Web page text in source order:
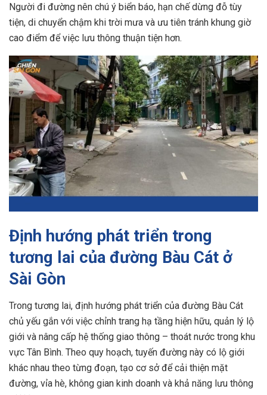
Người đi đường nên chú ý biển báo, hạn chế dừng đỗ tùy
tiện, di chuyển chậm khi trời mưa và ưu tiên tránh khung giờ
cao điểm để việc lưu thông thuận tiện hơn.
Định hướng phát triển trong
tương lai của đường Bàu Cát ở
Sài Gòn
Trong tương lai, định hướng phát triển của đường Bàu Cát
chủ yếu gắn với việc chỉnh trang hạ tầng hiện hữu, quản lý lộ
giới và nâng cấp hệ thống giao thông – thoát nước trong khu
vực Tân Bình. Theo quy hoạch, tuyến đường này có lộ giới
khác nhau theo từng đoạn, tạo cơ sở để cải thiện mặt
đường, vỉa hè, không gian kinh doanh và khả năng lưu thông